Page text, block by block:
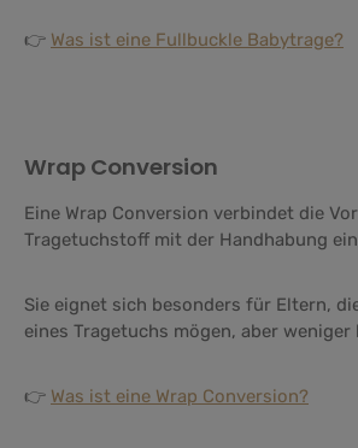
👉 Was ist eine Fullbuckle Babytrage?
Wrap Conversion
Eine Wrap Conversion verbindet die
Tragetuchstoff mit der Handhabung
Sie eignet sich besonders für Eltern,
eines Tragetuchs mögen, aber
👉 Was ist eine Wrap Conversion?